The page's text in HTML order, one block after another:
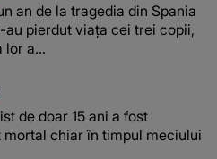
an de la tragedia din Spania
au pierdut viața cei trei copii,
lor a…
de doar 15 ani a fost
mortal chiar în timpul meciului